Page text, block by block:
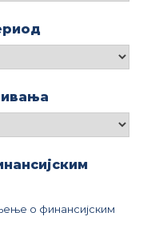
о финансијским